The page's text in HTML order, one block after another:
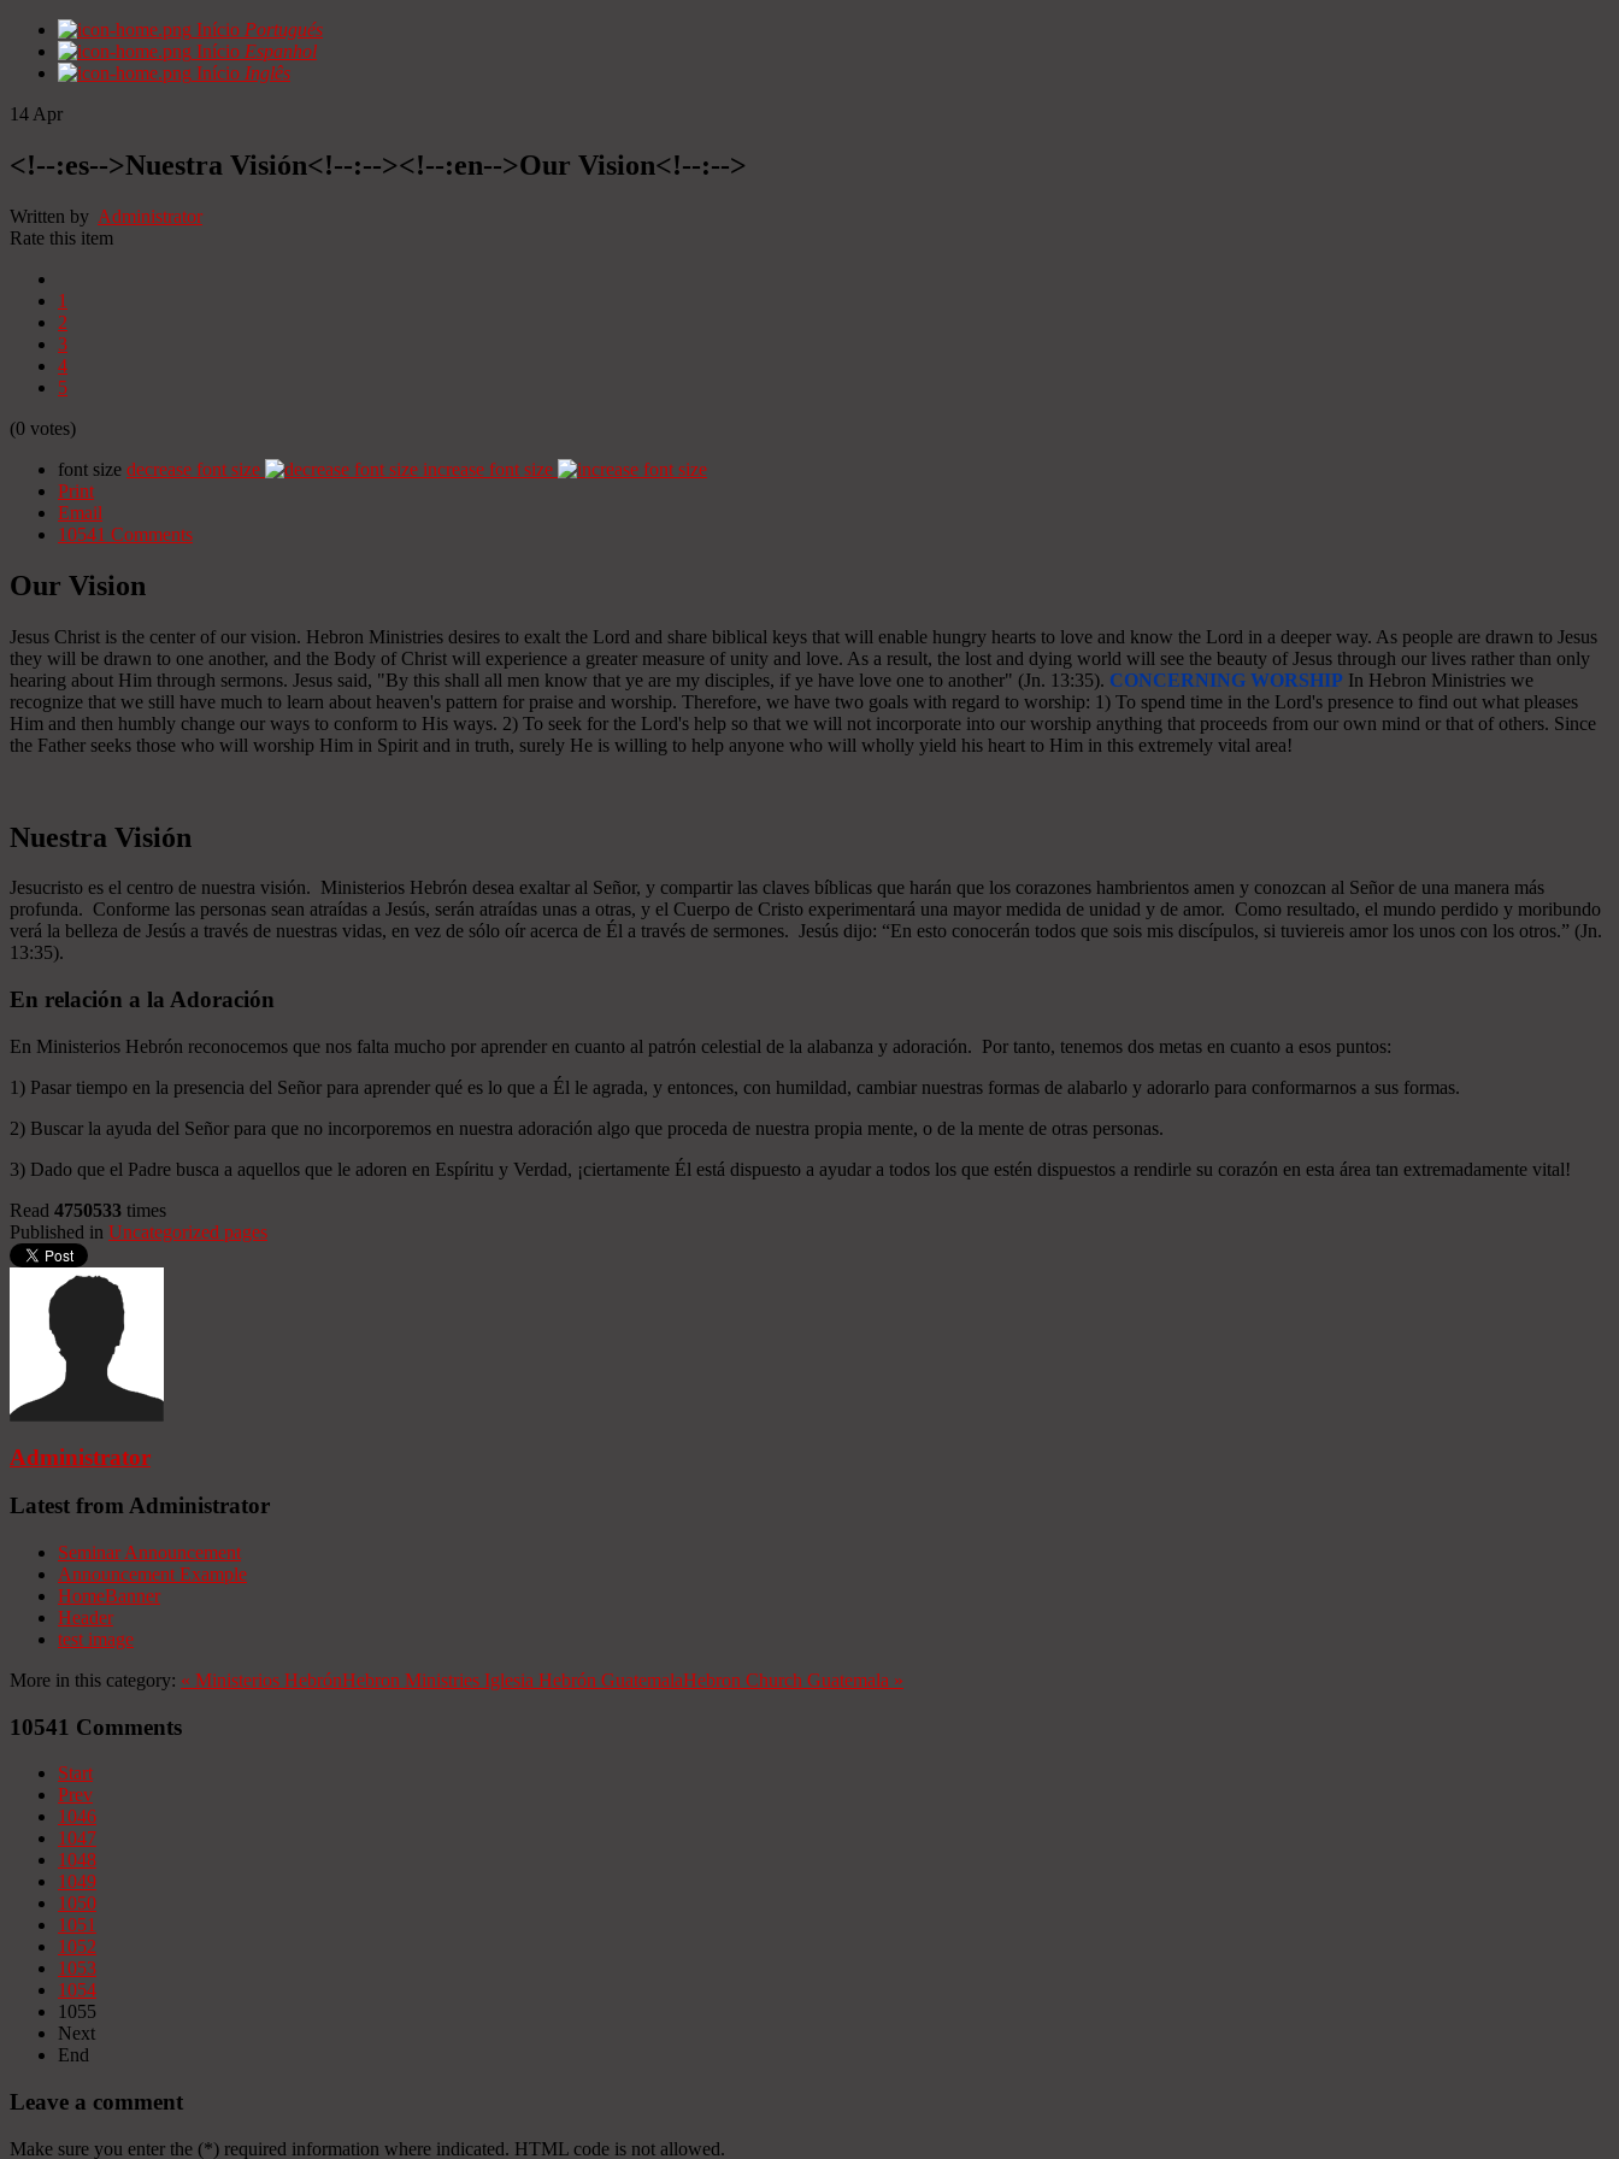
Início Portugués
Início Espanhol
Início Inglês
14 Apr
<!--:es-->Nuestra Visión<!--:--><!--:en-->Our Vision<!--:-->
Written by Administrator
Rate this item
1
2
3
4
5
(0 votes)
font size decrease font size
increase font size
Print
Email
10541 Comments
Our Vision
Jesus Christ is the center of our vision. Hebron Ministries desires to exalt the Lord and share biblical keys that will enable hungry hearts to love and know the Lord in a deeper way. As people are drawn to Jesus
they will be drawn to one another, and the Body of Christ will experience a greater measure of unity and love. As a result, the lost and dying world will see the beauty of Jesus through our lives rather than only
hearing about Him through sermons. Jesus said, "By this shall all men know that ye are my disciples, if ye have love one to another" (Jn. 13:35). CONCERNING WORSHIP In Hebron Ministries we
recognize that we still have much to learn about heaven's pattern for praise and worship. Therefore, we have two goals with regard to worship: 1) To spend time in the Lord's presence to find out what pleases
Him and then humbly change our ways to conform to His ways. 2) To seek for the Lord's help so that we will not incorporate into our worship anything that proceeds from our own mind or that of others. Since
the Father seeks those who will worship Him in Spirit and in truth, surely He is willing to help anyone who will wholly yield his heart to Him in this extremely vital area!
Nuestra Visión
Jesucristo es el centro de nuestra visión. Ministerios Hebrón desea exaltar al Señor, y compartir las claves bíblicas que harán que los corazones hambrientos amen y conozcan al Señor de una manera más
profunda. Conforme las personas sean atraídas a Jesús, serán atraídas unas a otras, y el Cuerpo de Cristo experimentará una mayor medida de unidad y de amor. Como resultado, el mundo perdido y moribundo
verá la belleza de Jesús a través de nuestras vidas, en vez de sólo oír acerca de Él a través de sermones. Jesús dijo: “En esto conocerán todos que sois mis discípulos, si tuviereis amor los unos con los otros.” (Jn.
13:35).
En relación a la Adoración
En Ministerios Hebrón reconocemos que nos falta mucho por aprender en cuanto al patrón celestial de la alabanza y adoración. Por tanto, tenemos dos metas en cuanto a esos puntos:
1) Pasar tiempo en la presencia del Señor para aprender qué es lo que a Él le agrada, y entonces, con humildad, cambiar nuestras formas de alabarlo y adorarlo para conformarnos a sus formas.
2) Buscar la ayuda del Señor para que no incorporemos en nuestra adoración algo que proceda de nuestra propia mente, o de la mente de otras personas.
3) Dado que el Padre busca a aquellos que le adoren en Espíritu y Verdad, ¡ciertamente Él está dispuesto a ayudar a todos los que estén dispuestos a rendirle su corazón en esta área tan extremadamente vital!
Read 4750533 times
Published in Uncategorized pages
Administrator
Latest from Administrator
Seminar Announcement
Announcement Example
HomeBanner
Header
test image
More in this category: « Ministerios HebrónHebron Ministries Iglesia Hebrón GuatemalaHebron Church Guatemala »
10541 Comments
Start
Prev
1046
1047
1048
1049
1050
1051
1052
1053
1054
1055
Next
End
Leave a comment
Make sure you enter the (*) required information where indicated. HTML code is not allowed.